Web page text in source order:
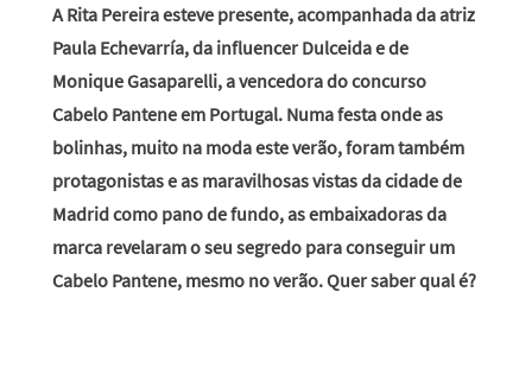
A Rita Pereira esteve presente, acompanhada da atriz
Paula Echevarría, da influencer Dulceida e de
Monique Gasaparelli, a vencedora do concurso
Cabelo Pantene em Portugal. Numa festa onde as
bolinhas, muito na moda este verão, foram também
protagonistas e as maravilhosas vistas da cidade de
Madrid como pano de fundo, as embaixadoras da
marca revelaram o seu segredo para conseguir um
Cabelo Pantene, mesmo no verão. Quer saber qual é?